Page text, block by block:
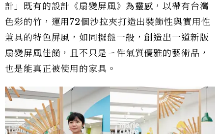
計」既有的設計《扇變屏風》為靈感，以帶有台灣
色彩的竹，運用72個沙拉夾打造出裝飾性與實用性
兼具的特色屏風，如同擺盤一般，創造出一道新版
扇變屏風佳餚，且不只是ㄧ件氣質優雅的藝術品，
也是能真正被使用的家具。